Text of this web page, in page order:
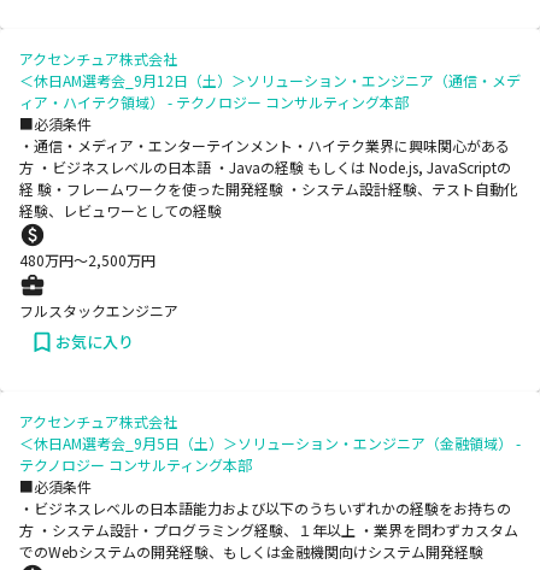
アクセンチュア株式会社
＜休日AM選考会_9月12日（土）＞ソリューション・エンジニア（通信・メデ
ィア・ハイテク領域） - テクノロジー コンサルティング本部
■必須条件
・通信・メディア・エンターテインメント・ハイテク業界に興味関心がある
方 ・ビジネスレベルの日本語 ・Javaの経験 もしくは Node.js, JavaScriptの
経 験・フレームワークを使った開発経験 ・システム設計経験、テスト自動化
経験、レビュワーとしての経験
480万円〜2,500万円
フルスタックエンジニア
お気に入り
アクセンチュア株式会社
＜休日AM選考会_9月5日（土）＞ソリューション・エンジニア（金融領域） -
テクノロジー コンサルティング本部
■必須条件
・ビジネスレベルの日本語能力および以下のうちいずれかの経験をお持ちの
方 ・システム設計・プログラミング経験、１年以上 ・業界を問わずカスタム
でのWebシステムの開発経験、もしくは金融機関向けシステム開発経験